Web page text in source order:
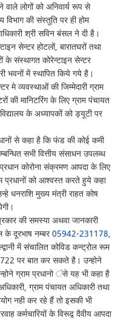
लोगों को अनिवार्य रूप से
विभाग की संस्तुति पर ही होम
श्री सविन बंसल ने दी है।
सेन्टर होटलों, बारातघरों तथा
के संस्थागत कोरेन्टाइन सेन्टर
भवनों में स्थापित किये गये है।
मे व्यवस्थाओं की जिम्मेदारी ग्राम
की मानिटरिंग के लिए ग्राम पंचायत
के अध्यापकों को ड्यूटी पर
से कहा है कि फंड की कोई कमी
सभी वित्तीय संसाधन उपलब्ध
कोरोना संक्रमण आपदा के लिए
प्रधानों को आश्वस्त करते हुये कहा
धनराशि मुख्य मंत्री राहत कोष
की समस्या अथवा जानकारी
के दूरभाष नम्बर05942-231178,
में संचालित कोविड कन्ट्रोल रूम
पर बात कर सकते है। उन्होने
ग्राम प्रधानो ंसे यह भी कहा है
ग्राम पंचायत अधिकारी तथा
नही कर रहे हैं तो इसकी भी
कर्मचारियों के विरूद्व दैवीय आपदा